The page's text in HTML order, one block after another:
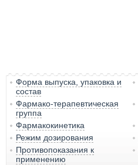
Форма выпуска, упаковка и
состав
Фармако-терапевтическая
группа
Фармакокинетика
Режим дозирования
Противопоказания к
применению